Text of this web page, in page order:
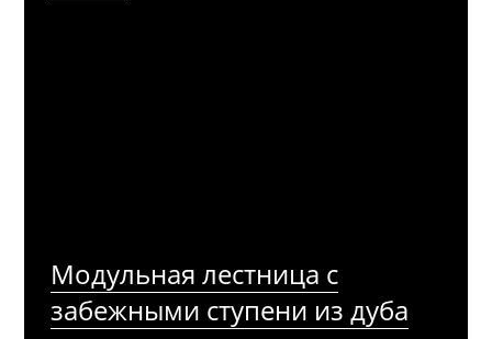
Модульная лестница с
забежными ступени из дуба